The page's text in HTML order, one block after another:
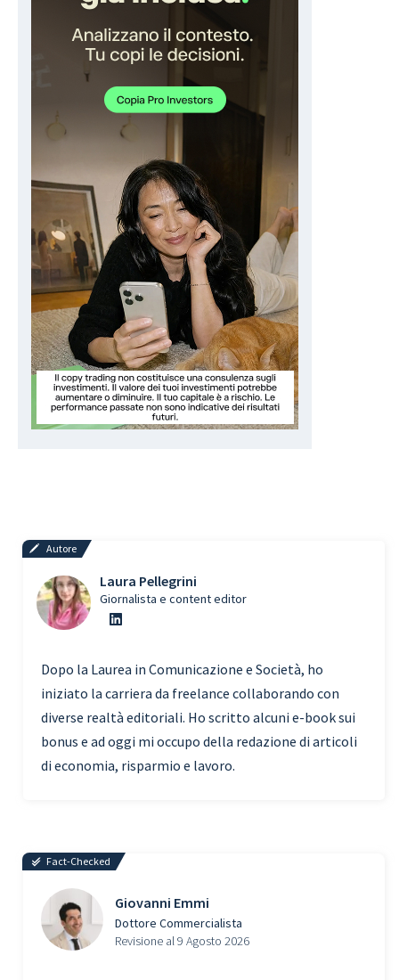
Autore
Laura Pellegrini
Giornalista e content editor
Dopo la Laurea in Comunicazione e Società, ho
iniziato la carriera da freelance collaborando con
diverse realtà editoriali. Ho scritto alcuni e-book sui
bonus e ad oggi mi occupo della redazione di articoli
di economia, risparmio e lavoro.
Fact-Checked
Giovanni Emmi
Dottore Commercialista
Revisione al 9 Agosto 2026